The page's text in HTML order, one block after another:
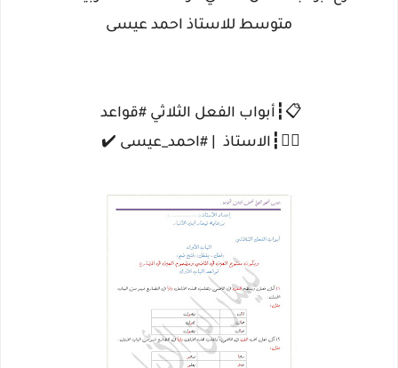
متوسط للاستاذ احمد عيسى
📋┇أبواب الفعل الثلاثي #قواعد
✍🏻┇الاستاذ | #احمد_عيسى ✔️